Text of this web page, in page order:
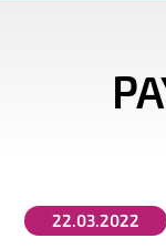
22.03.2022